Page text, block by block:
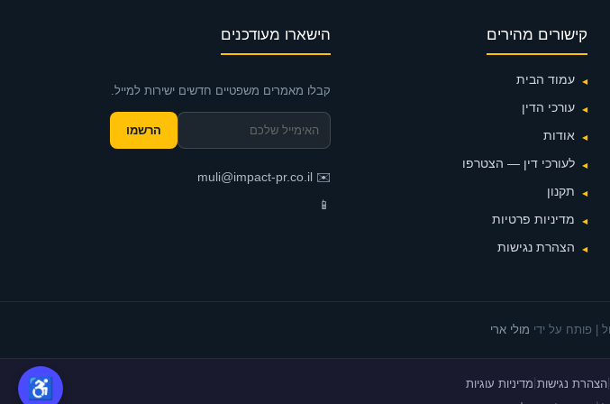
קישורים מהירים
עמוד הבית
עורכי הדין
אודות
לעורכי דין — הצטרפו
תקנון
מדיניות פרטיות
הצהרת נגישות
הישארו מעודכנים
קבלו מאמרים משפטיים חדשים ישירות למייל.
הרשמו
✉️
muli@impact-pr.co.il
📱
מולי ארי
הצהרת נגישות מדיניות עוגיות
מולי ישדך אישית · ייעוץ חינם ♿